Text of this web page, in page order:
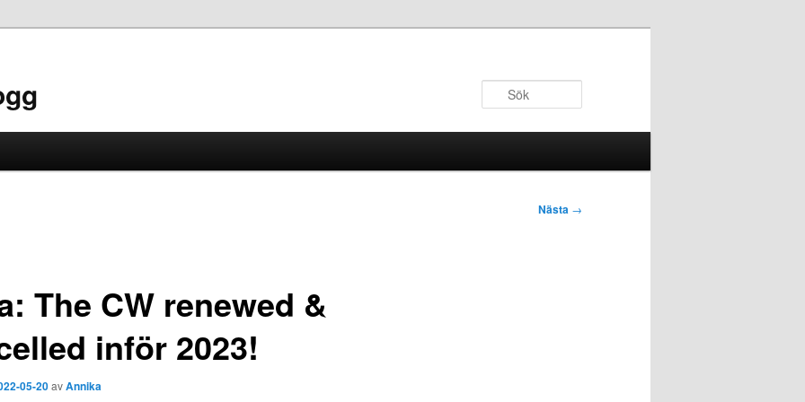
Nästa →
The CW renewed &
inför 2023!
05-20avAnnika